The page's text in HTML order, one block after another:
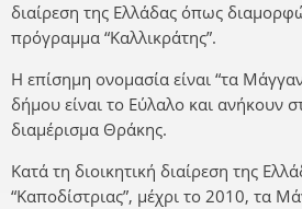
διαίρεση της Ελλάδας όπως
πρόγραμμα “Καλλικράτης”.
Η επίσημη ονομασία είναι “τα
δήμου είναι το Εύλαλο και ανήκουν
διαμέρισμα Θράκης.
Κατά τη διοικητική διαίρεση της
“Καποδίστριας”, μέχρι το 2010, τα